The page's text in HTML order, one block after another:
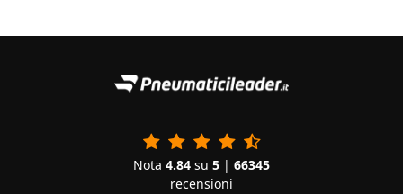
Nota 4.84 su 5 | 66345
recensioni